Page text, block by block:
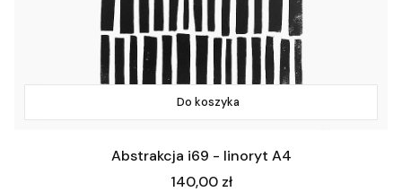
Do koszyka
Abstrakcja i69 - linoryt A4
Cena
140,00 zł